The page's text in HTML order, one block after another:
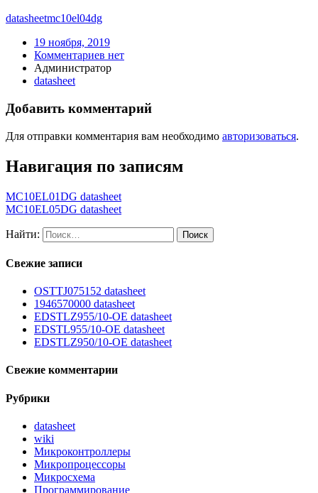
datasheetmc10el04dg
19 ноября, 2019
Комментариев нет
Администратор
datasheet
Добавить комментарий
Для отправки комментария вам необходимо авторизоваться.
Навигация по записям
MC10EL01DG datasheet
MC10EL05DG datasheet
Найти:
Свежие записи
OSTTJ075152 datasheet
1946570000 datasheet
EDSTLZ955/10-OE datasheet
EDSTL955/10-OE datasheet
EDSTLZ950/10-OE datasheet
Свежие комментарии
Рубрики
datasheet
wiki
Микроконтроллеры
Микропроцессоры
Микросхема
Программирование